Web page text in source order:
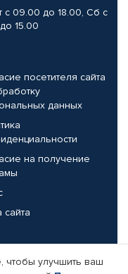
с 09.00 до 18.00, Сб с
15.00
посетителя сайта
данных
на получение
сайта
улучшить ваш